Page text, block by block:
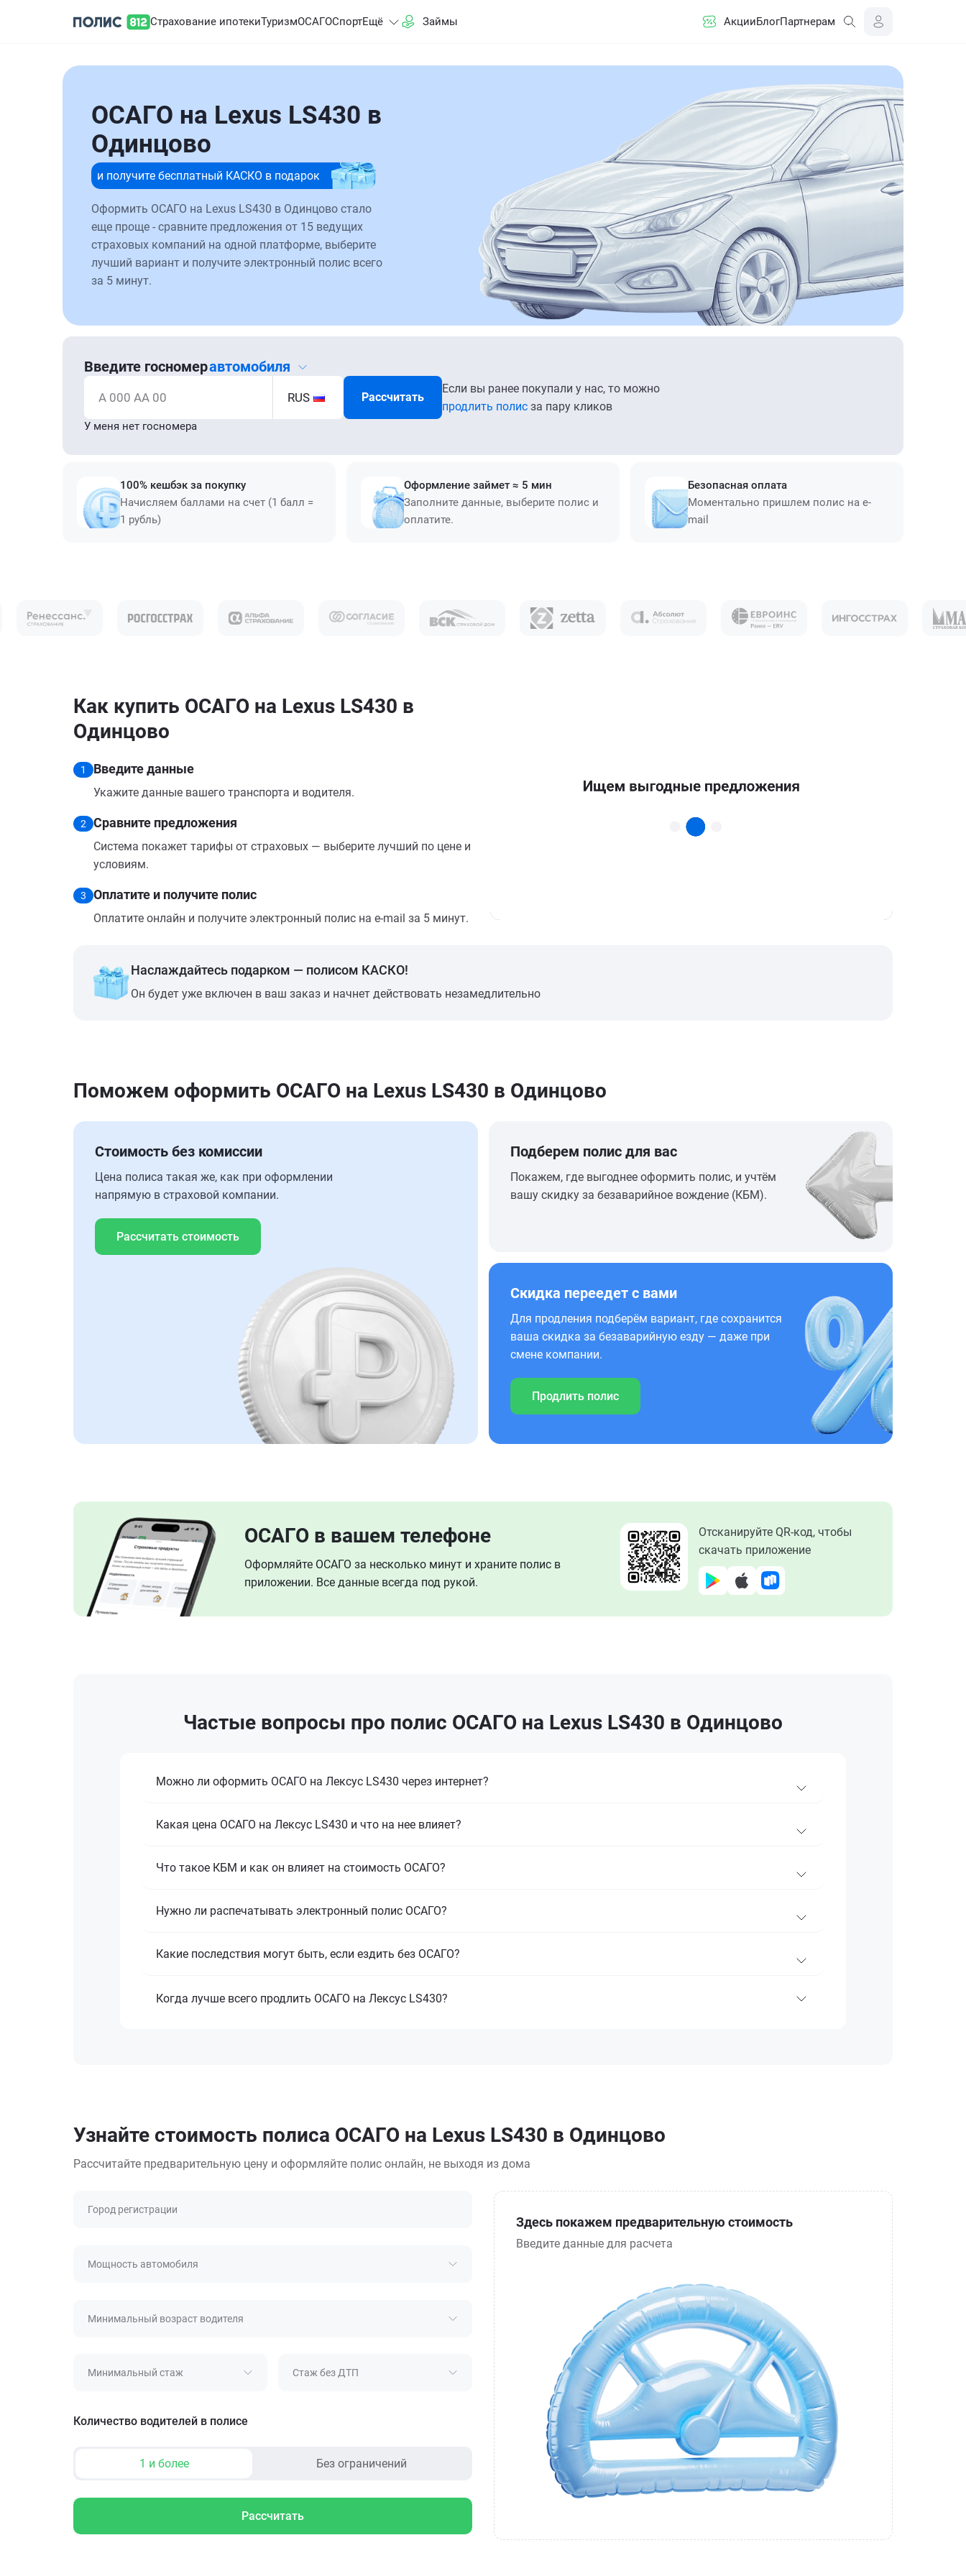
Страхование ипотекиТуризмОСАГОСпортЕщё Займы АкцииБлогПартнерам
ОСАГО на Lexus LS430 в
Одинцово
и получите бесплатный КАСКО в подарок
Оформить ОСАГО на Lexus LS430 в Одинцово стало
еще проще - сравните предложения от 15 ведущих
страховых компаний на одной платформе, выберите
лучший вариант и получите электронный полис всего
за 5 минут.
Введите госномеравтомобиля
А 000 АА 00 RUS Рассчитать
Если вы ранее покупали у нас, то можно
продлить полис за пару кликов
У меня нет госномера
100% кешбэк за покупку
Начисляем баллами на счет (1 балл =
1 рубль)
Оформление займет ≈ 5 мин
Заполните данные, выберите полис и
оплатите.
Безопасная оплата
Моментально пришлем полис на e-
mail
Как купить ОСАГО на Lexus LS430 в
Одинцово
1 Введите данные
Укажите данные вашего транспорта и водителя.
2 Сравните предложения
Система покажет тарифы от страховых — выберите лучший по цене и
условиям.
3 Оплатите и получите полис
Оплатите онлайн и получите электронный полис на e-mail за 5 минут.
Наслаждайтесь подарком — полисом КАСКО!
Он будет уже включен в ваш заказ и начнет действовать незамедлительно
Поможем оформить ОСАГО на Lexus LS430 в Одинцово
Стоимость без комиссии
Цена полиса такая же, как при оформлении
напрямую в страховой компании.
Рассчитать стоимость
Подберем полис для вас
Покажем, где выгоднее оформить полис, и учтём
вашу скидку за безаварийное вождение (КБМ).
Скидка переедет с вами
Для продления подберём вариант, где сохранится
ваша скидка за безаварийную езду — даже при
смене компании.
Продлить полис
ОСАГО в вашем телефоне
Оформляйте ОСАГО за несколько минут и храните полис в
приложении. Все данные всегда под рукой.
Отсканируйте QR-код, чтобы
скачать приложение
Частые вопросы про полис ОСАГО на Lexus LS430 в Одинцово
Можно ли оформить ОСАГО на Лексус LS430 через интернет?
Какая цена ОСАГО на Лексус LS430 и что на нее влияет?
Что такое КБМ и как он влияет на стоимость ОСАГО?
Нужно ли распечатывать электронный полис ОСАГО?
Какие последствия могут быть, если ездить без ОСАГО?
Когда лучше всего продлить ОСАГО на Лексус LS430?
Узнайте стоимость полиса ОСАГО на Lexus LS430 в Одинцово
Рассчитайте предварительную цену и оформляйте полис онлайн, не выходя из дома
Город регистрации
Мощность автомобиля
Минимальный возраст водителя
Минимальный стаж Стаж без ДТП
Количество водителей в полисе
1 и более Без ограничений
Рассчитать
Здесь покажем предварительную стоимость
Введите данные для расчета